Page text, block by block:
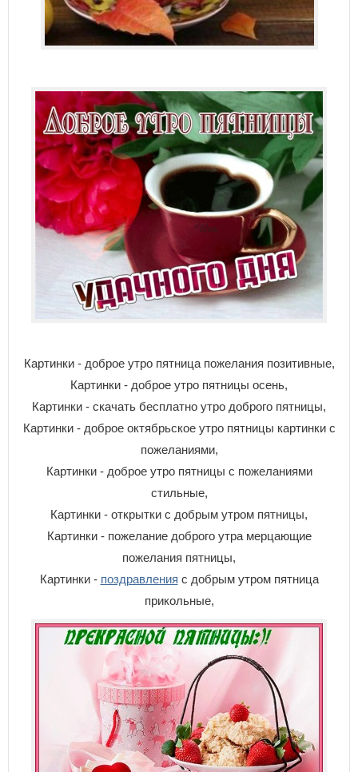
Картинки - доброе утро пятница пожелания позитивные,
Картинки - доброе утро пятницы осень,
Картинки - скачать бесплатно утро доброго пятницы,
Картинки - доброе октябрьское утро пятницы картинки с
пожеланиями,
Картинки - доброе утро пятницы с пожеланиями
стильные,
Картинки - открытки с добрым утром пятницы,
Картинки - пожелание доброго утра мерцающие
пожелания пятницы,
Картинки - поздравления с добрым утром пятница
прикольные,